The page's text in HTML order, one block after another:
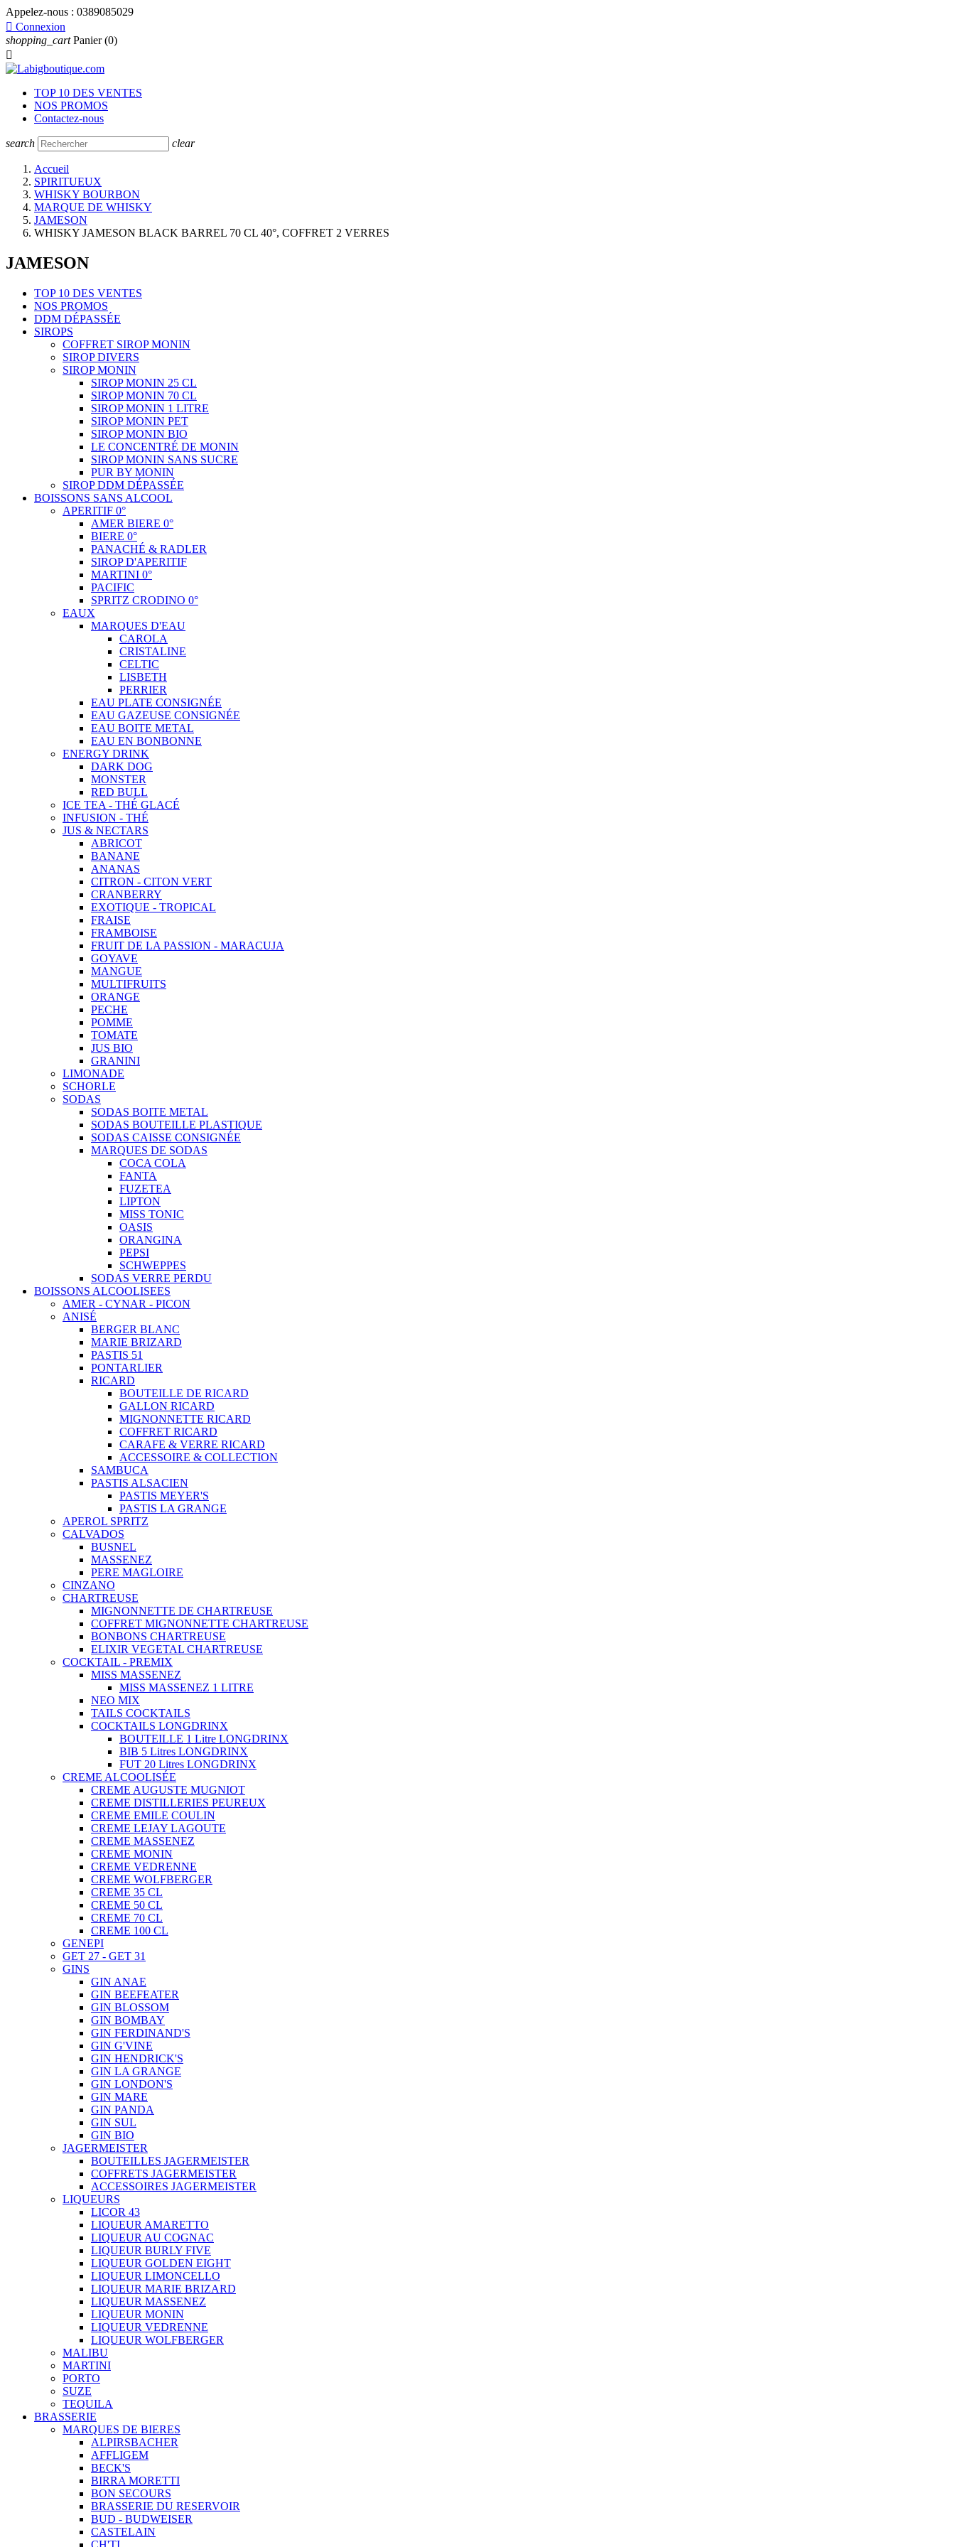
Appelez-nous : 0389085029
 Connexion
shopping_cart Panier (0)

TOP 10 DES VENTES
NOS PROMOS
Contactez-nous
search clear
Accueil
SPIRITUEUX
WHISKY BOURBON
MARQUE DE WHISKY
JAMESON
WHISKY JAMESON BLACK BARREL 70 CL 40°, COFFRET 2 VERRES
JAMESON
TOP 10 DES VENTES
NOS PROMOS
DDM DÉPASSÉE
SIROPS
COFFRET SIROP MONIN
SIROP DIVERS
SIROP MONIN
SIROP MONIN 25 CL
SIROP MONIN 70 CL
SIROP MONIN 1 LITRE
SIROP MONIN PET
SIROP MONIN BIO
LE CONCENTRÉ DE MONIN
SIROP MONIN SANS SUCRE
PUR BY MONIN
SIROP DDM DÉPASSÉE
BOISSONS SANS ALCOOL
APERITIF 0°
AMER BIERE 0°
BIERE 0°
PANACHÉ & RADLER
SIROP D'APERITIF
MARTINI 0°
PACIFIC
SPRITZ CRODINO 0°
EAUX
MARQUES D'EAU
CAROLA
CRISTALINE
CELTIC
LISBETH
PERRIER
EAU PLATE CONSIGNÉE
EAU GAZEUSE CONSIGNÉE
EAU BOITE METAL
EAU EN BONBONNE
ENERGY DRINK
DARK DOG
MONSTER
RED BULL
ICE TEA - THÉ GLACÉ
INFUSION - THÉ
JUS & NECTARS
ABRICOT
BANANE
ANANAS
CITRON - CITON VERT
CRANBERRY
EXOTIQUE - TROPICAL
FRAISE
FRAMBOISE
FRUIT DE LA PASSION - MARACUJA
GOYAVE
MANGUE
MULTIFRUITS
ORANGE
PECHE
POMME
TOMATE
JUS BIO
GRANINI
LIMONADE
SCHORLE
SODAS
SODAS BOITE METAL
SODAS BOUTEILLE PLASTIQUE
SODAS CAISSE CONSIGNÉE
MARQUES DE SODAS
COCA COLA
FANTA
FUZETEA
LIPTON
MISS TONIC
OASIS
ORANGINA
PEPSI
SCHWEPPES
SODAS VERRE PERDU
BOISSONS ALCOOLISEES
AMER - CYNAR - PICON
ANISÉ
BERGER BLANC
MARIE BRIZARD
PASTIS 51
PONTARLIER
RICARD
BOUTEILLE DE RICARD
GALLON RICARD
MIGNONNETTE RICARD
COFFRET RICARD
CARAFE & VERRE RICARD
ACCESSOIRE & COLLECTION
SAMBUCA
PASTIS ALSACIEN
PASTIS MEYER'S
PASTIS LA GRANGE
APEROL SPRITZ
CALVADOS
BUSNEL
MASSENEZ
PERE MAGLOIRE
CINZANO
CHARTREUSE
MIGNONNETTE DE CHARTREUSE
COFFRET MIGNONNETTE CHARTREUSE
BONBONS CHARTREUSE
ELIXIR VEGETAL CHARTREUSE
COCKTAIL - PREMIX
MISS MASSENEZ
MISS MASSENEZ 1 LITRE
NEO MIX
TAILS COCKTAILS
COCKTAILS LONGDRINX
BOUTEILLE 1 Litre LONGDRINX
BIB 5 Litres LONGDRINX
FUT 20 Litres LONGDRINX
CREME ALCOOLISÉE
CREME AUGUSTE MUGNIOT
CREME DISTILLERIES PEUREUX
CREME EMILE COULIN
CREME LEJAY LAGOUTE
CREME MASSENEZ
CREME MONIN
CREME VEDRENNE
CREME WOLFBERGER
CREME 35 CL
CREME 50 CL
CREME 70 CL
CREME 100 CL
GENEPI
GET 27 - GET 31
GINS
GIN ANAE
GIN BEEFEATER
GIN BLOSSOM
GIN BOMBAY
GIN FERDINAND'S
GIN G'VINE
GIN HENDRICK'S
GIN LA GRANGE
GIN LONDON'S
GIN MARE
GIN PANDA
GIN SUL
GIN BIO
JAGERMEISTER
BOUTEILLES JAGERMEISTER
COFFRETS JAGERMEISTER
ACCESSOIRES JAGERMEISTER
LIQUEURS
LICOR 43
LIQUEUR AMARETTO
LIQUEUR AU COGNAC
LIQUEUR BURLY FIVE
LIQUEUR GOLDEN EIGHT
LIQUEUR LIMONCELLO
LIQUEUR MARIE BRIZARD
LIQUEUR MASSENEZ
LIQUEUR MONIN
LIQUEUR VEDRENNE
LIQUEUR WOLFBERGER
MALIBU
MARTINI
PORTO
SUZE
TEQUILA
BRASSERIE
MARQUES DE BIERES
ALPIRSBACHER
AFFLIGEM
BECK'S
BIRRA MORETTI
BON SECOURS
BRASSERIE DU RESERVOIR
BUD - BUDWEISER
CASTELAIN
CH'TI